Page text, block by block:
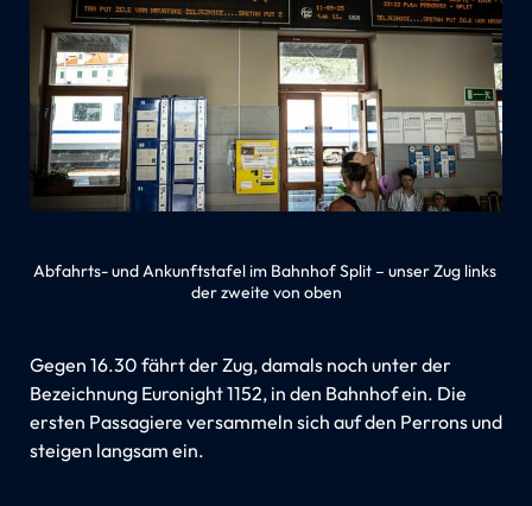
Abfahrts- und Ankunftstafel im Bahnhof Split – unser Zug links
der zweite von oben
Gegen 16.30 fährt der Zug, damals noch unter der
Bezeichnung Euronight 1152, in den Bahnhof ein. Die
ersten Passagiere versammeln sich auf den Perrons und
steigen langsam ein.